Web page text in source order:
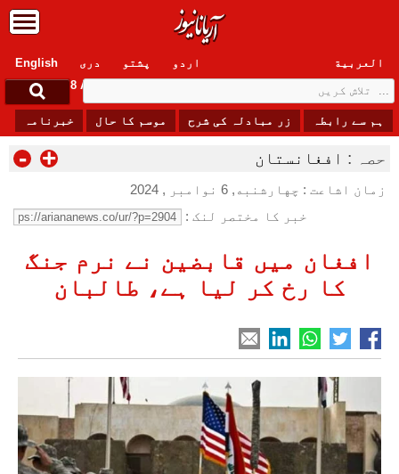
English دری پشتو العربیة
اردو
Saturday, 8 August , 2026
ہم سے رابطہ زر مبادلہ کی شرح موسم کا حال خبرنامہ
حصہ : افغانستان - +
زمان اشاعت : چهارشنبه, 6 نوامبر , 2024
خبر کا مختصر لنک :
افغان میں قابضین نے نرم جنگ
کا رخ کر لیا ہے، طالبان